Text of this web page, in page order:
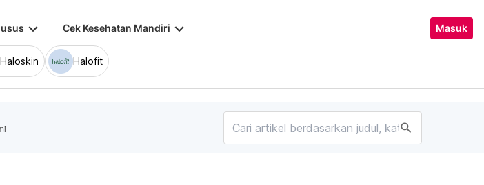
keyboard_arrow_down Cek Kesehatan Mandiri keyboard_arrow_down Masuk
Haloskin Halofit
search